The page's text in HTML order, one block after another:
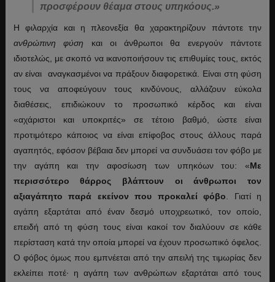
προσφέρουν θέαμα στους υπηκόους.»
Η φιλαρχία και η πλεονεξία θα χαρακτηρίζουν πάντοτε την
ανθρώπινη φύση και οι άνθρωποι θα ενεργούν πάντοτε
ιδιοτελώς, με σκοπό να ικανοποιήσουν τις επιθυμίες τους, εκτός
αν είναι αναγκασμένοι να πράξουν διαφορετικά. Είναι στη φύση
τους να αποφεύγουν τους κινδύνους, αλλάζουν εύκολα
διαθέσεις, επιδιώκουν το προσωπικό κέρδος και είναι
«αχάριστοι και υποκριτές» σε τέτοιο βαθμό, ώστε είναι
προτιμότερο κάποιος να είναι επίφοβος στους άλλους παρά
αγαπητός, εφόσον βέβαια δεν μπορεί να συνδυάσει τον φόβο με
την αγάπη και την αφοσίωση των υπηκόων του: «Με
περισσότερο θάρρος βλάπτουν οι άνθρωποι τον
αξιαγάπητο παρά εκείνον που προκαλεί φόβο . Γιατί η
αγάπη εξαρτάται από έναν δεσμό υποχρεωτικό, τον οποίο,
επειδή από τη φύση τους είναι κακοί τον διαλύουν σε κάθε
περίσταση κατά την οποία μπορεί να έχουν προσωπικό όφελος.
Ο φόβος όμως που εμπνέεται από την απειλή της τιμωρίας δεν
εκλείπει ποτέ· η αγάπη των ανθρώπων εξαρτάται από τους